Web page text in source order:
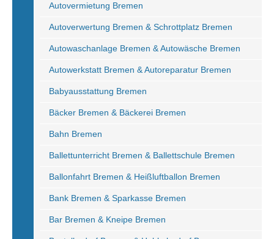
Autovermietung Bremen
Autoverwertung Bremen & Schrottplatz Bremen
Autowaschanlage Bremen & Autowäsche Bremen
Autowerkstatt Bremen & Autoreparatur Bremen
Babyausstattung Bremen
Bäcker Bremen & Bäckerei Bremen
Bahn Bremen
Ballettunterricht Bremen & Ballettschule Bremen
Ballonfahrt Bremen & Heißluftballon Bremen
Bank Bremen & Sparkasse Bremen
Bar Bremen & Kneipe Bremen